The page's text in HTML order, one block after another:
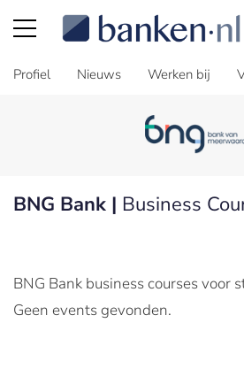
Profiel Nieuws Werken bij
BNG Bank | Business
BNG Bank business courses voor
Geen events gevonden.